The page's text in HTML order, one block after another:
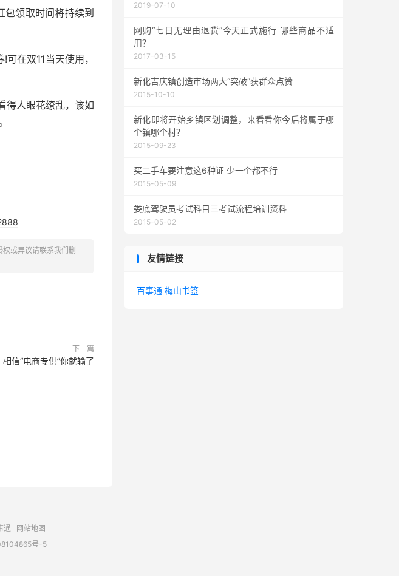
领取时间将持续到
在双11当天使用，
得人眼花缭乱，该如
，有了这份清单，
或异议请联系我们删
下一篇
信“电商专供”你就输了
2019-07-10
网购“七日无理由退货”今天正式施行 哪些商品不适
用？
2017-03-15
新化吉庆镇创造市场两大“突破”获群众点赞
2015-10-10
新化即将开始乡镇区划调整，来看看你今后将属于哪
个镇哪个村？
2015-09-23
买二手车要注意这6种证 少一个都不行
2015-05-09
娄底驾驶员考试科目三考试流程培训资料
2015-05-02
友情链接
百事通 梅山书签
通
网站地图
号-5